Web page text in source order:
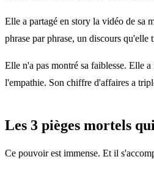
Elle a partagé en story la vidéo de sa
phrase par phrase, un discours qu'elle
Elle n'a pas montré sa faiblesse. Elle
l'empathie. Son chiffre d'affaires a
Les 3 pièges mortels
Ce pouvoir est immense. Et il